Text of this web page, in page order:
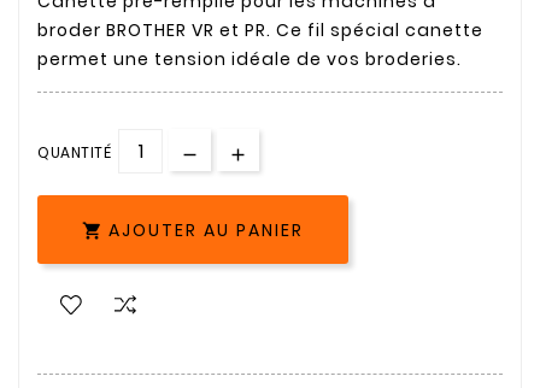
broder BROTHER VR et PR. Ce fil spécial canette
permet une tension idéale de vos broderies.
QUANTITÉ
 AJOUTER AU PANIER